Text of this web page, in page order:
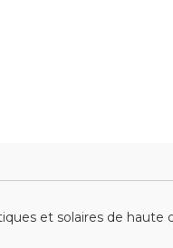
et solaires de haute